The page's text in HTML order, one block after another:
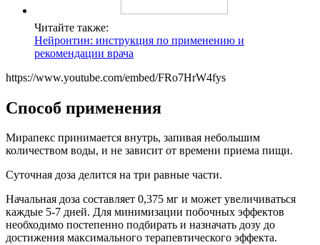
Читайте также:
Нейронтин: инструкция по применению и
рекомендации врача
https://www.youtube.com/embed/FRo7HrW4fys
Способ применения
Мирапекс принимается внутрь, запивая небольшим
количеством воды, и не зависит от времени приема пищи.
Суточная доза делится на три равные части.
Начальная доза составляет 0,375 мг и может увеличиваться
каждые 5-7 дней. Для минимизации побочных эффектов
необходимо постепенно подбирать и назначать дозу до
достижения максимального терапевтического эффекта.